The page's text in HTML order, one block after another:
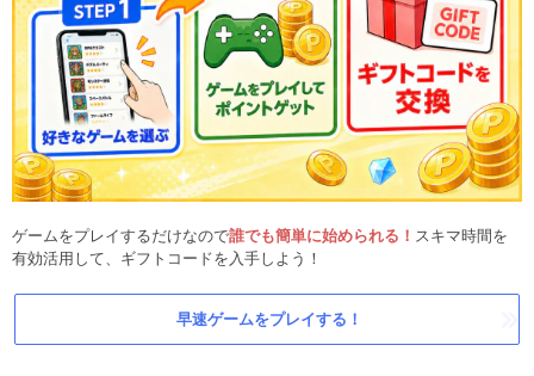
ゲームをプレイするだけなので誰でも簡単に始められる！ スキマ時間を
有効活用して、ギフトコードを入手しよう！
早速ゲームをプレイする！